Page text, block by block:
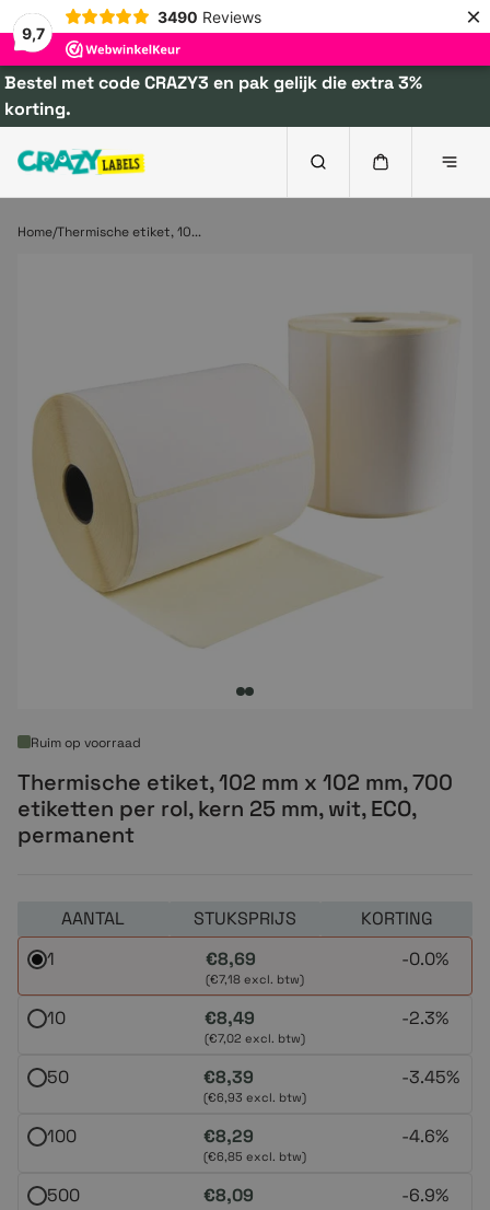
9,7
3490 Reviews ×
Bestel met code CRAZY3 en pak gelijk die extra 3%
korting.
Home Thermische etiket, 10...
Ruim op voorraad
Thermische etiket, 102 mm x 102 mm, 700
etiketten per rol, kern 25 mm, wit, ECO,
permanent
AANTAL STUKSPRIJS
KORTING
1
€8,69
(€7,18 excl. btw)
-0.0%
10 €8,49
(€7,02 excl. btw)
-2.3%
50 €8,39
(€6,93 excl. btw)
-3.45%
100 €8,29
(€6,85 excl. btw)
-4.6%
500 €8,09 -6.9%